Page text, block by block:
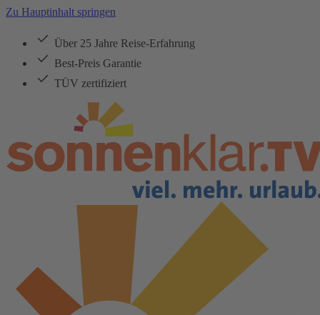
Zu Hauptinhalt springen
Über 25 Jahre Reise-Erfahrung
Best-Preis Garantie
TÜV zertifiziert